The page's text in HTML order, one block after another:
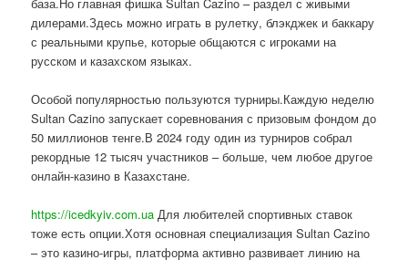
дилерами.Здесь можно играть в рулетку, блэкджек и баккару
с реальными крупье, которые общаются с игроками на
русском и казахском языках.
Особой популярностью пользуются турниры.Каждую неделю
Sultan Cazino запускает соревнования с призовым фондом до
50 миллионов тенге.В 2024 году один из турниров собрал
рекордные 12 тысяч участников – больше, чем любое другое
онлайн-казино в Казахстане.
https://icedkyiv.com.ua Для любителей спортивных ставок
тоже есть опции.Хотя основная специализация Sultan Cazino
– это казино-игры, платформа активно развивает линию на